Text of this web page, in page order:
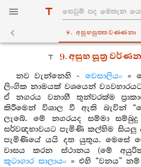
9. අසුභසුත‍්තවණ‍්ණනා
9. අසුභ සූත්‍ර
නව වැන්නෙහි -වෙසාලියං =
ලිංගික නාමයක් වශයෙන්
ඒ නගරය වනාහී තුන්වරක්ම
කිරීමෙන් විශාල වී ඇති බැවින්
ලැබේ. මේ නගරයද සම්මා
සර්වඥභාවයට පැමිණි කල්හිම සියලු
පැමිණියේ යයි දත යුතුය. මෙසේ
වාසය කරන ස්ථානය (මේ
කූටාගාර සාලායං= එහි “වනය”